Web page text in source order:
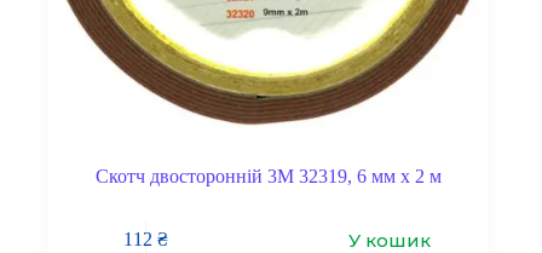
Скотч двосторонній 3M 32319, 6 мм x 2 м
112₴ У кошик